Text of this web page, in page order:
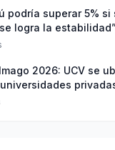
podría superar 5%
logra la estabilidad”
2026: UCV se